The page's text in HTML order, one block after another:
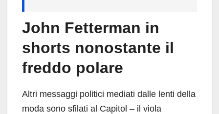
John Fetterman in
shorts nonostante il
freddo polare
Altri messaggi politici mediati dalle lenti della
moda sono sfilati al Capitol – il viola